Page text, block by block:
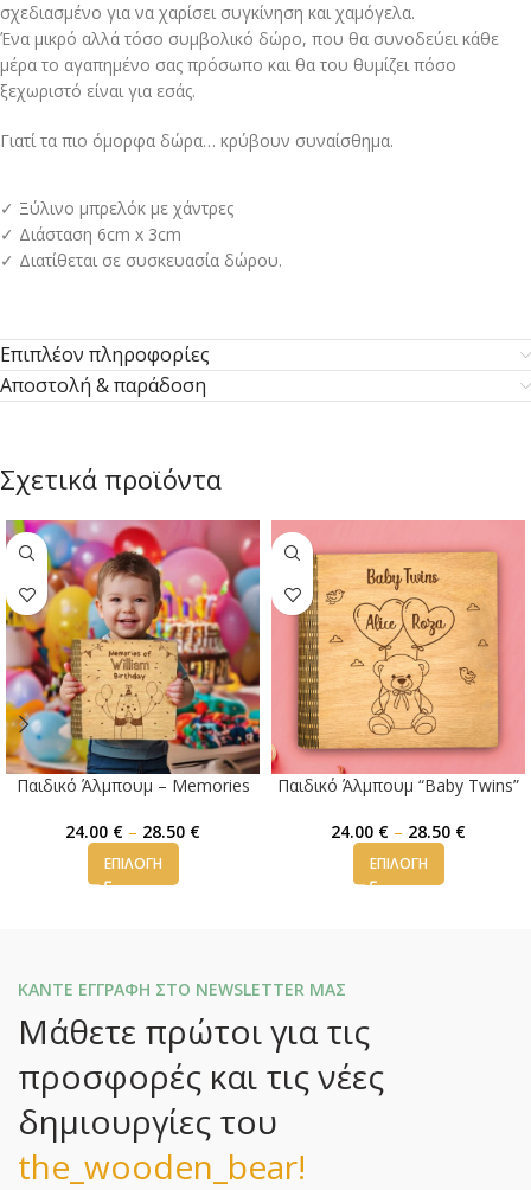
σχεδιασμένο για να χαρίσει συγκίνηση και χαμόγελα.
Ένα μικρό αλλά τόσο συμβολικό δώρο, που θα συνοδεύει κάθε
μέρα το αγαπημένο σας πρόσωπο και θα του θυμίζει πόσο
ξεχωριστό είναι για εσάς.
Γιατί τα πιο όμορφα δώρα… κρύβουν συναίσθημα.
✓ Ξύλινο μπρελόκ με χάντρες
✓ Διάσταση 6cm x 3cm
✓ Διατίθεται σε συσκευασία δώρου.
Επιπλέον πληροφορίες
Αποστολή & παράδοση
Σχετικά προϊόντα
Παιδικό Άλμπουμ – Memories
24.00 € – 28.50 €
ΕΠΙΛΟΓΉ
Παιδικό Άλμπουμ “Baby Twins”
24.00 € – 28.50 €
ΕΠΙΛΟΓΉ
ΚΑΝΤΕ ΕΓΓΡΑΦΗ ΣΤΟ NEWSLETTER ΜΑΣ
Μάθετε πρώτοι για τις
προσφορές και τις νέες
δημιουργίες του
the_wooden_bear!